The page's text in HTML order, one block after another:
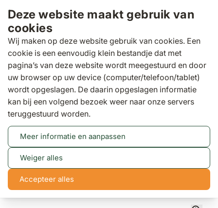
Deze website maakt gebruik van
cookies
Wij maken op deze website gebruik van cookies. Een
cookie is een eenvoudig klein bestandje dat met
pagina’s van deze website wordt meegestuurd en door
uw browser op uw device (computer/telefoon/tablet)
wordt opgeslagen. De daarin opgeslagen informatie
kan bij een volgend bezoek weer naar onze servers
teruggestuurd worden.
Meer informatie en aanpassen
Weiger alles
Accepteer alles
Zoeken
Wij zijn op zondag gesloten. Kom gerust
op andere dagen langs!
Lees meer
Tuinbanken
Garden Collections Toronto lounge
tuinbank 3-zits
Garden Collections Toronto lounge tuinbank 3-zits
(2 reviews)